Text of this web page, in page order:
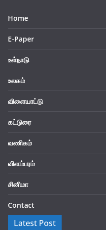
Home
E-Paper
உள்நாடு
உலகம்
விளையாட்டு
கட்டுரை
வணிகம்
விளம்பரம்
சினிமா
Contact
Latest Post